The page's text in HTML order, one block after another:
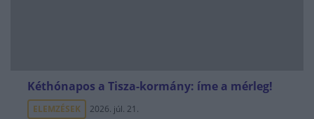
Kéthónapos a Tisza-kormány: íme a mérleg!
ELEMZÉSEK 2026. júl. 21.